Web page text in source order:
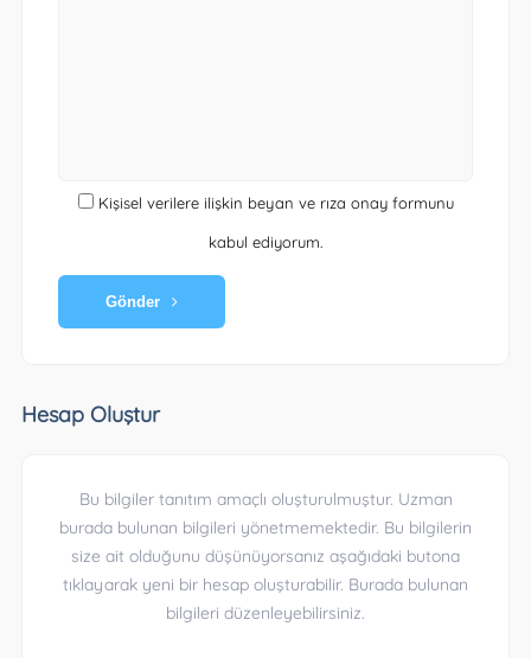
Kişisel verilere ilişkin beyan ve rıza onay formunu
kabul ediyorum.
Gönder
Hesap Oluştur
Bu bilgiler tanıtım amaçlı oluşturulmuştur. Uzman
burada bulunan bilgileri yönetmemektedir. Bu bilgilerin
size ait olduğunu düşünüyorsanız aşağıdaki butona
tıklayarak yeni bir hesap oluşturabilir. Burada bulunan
bilgileri düzenleyebilirsiniz.